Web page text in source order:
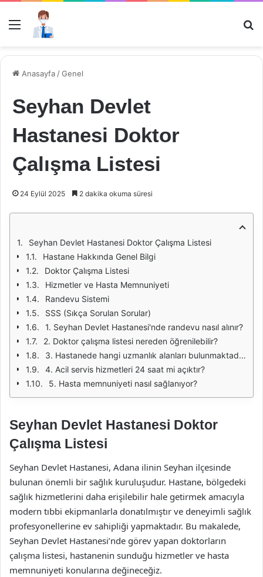
Menü
Anasayfa /Genel
Seyhan Devlet
Hastanesi Doktor
Çalışma Listesi
24 Eylül 2025 2 dakika okuma süresi
Seyhan Devlet Hastanesi Doktor Çalışma Listesi
Hastane Hakkında Genel Bilgi
Doktor Çalışma Listesi
Hizmetler ve Hasta Memnuniyeti
Randevu Sistemi
SSS (Sıkça Sorulan Sorular)
1. Seyhan Devlet Hastanesi'nde randevu nasıl alınır?
2. Doktor çalışma listesi nereden öğrenilebilir?
3. Hastanede hangi uzmanlık alanları bulunmaktadır?
4. Acil servis hizmetleri 24 saat mi açıktır?
5. Hasta memnuniyeti nasıl sağlanıyor?
Seyhan Devlet Hastanesi Doktor
Çalışma Listesi
Seyhan Devlet Hastanesi, Adana ilinin Seyhan ilçesinde
bulunan önemli bir sağlık kuruluşudur. Hastane, bölgedeki
sağlık hizmetlerini daha erişilebilir hale getirmek amacıyla
modern tıbbi ekipmanlarla donatılmıştır ve deneyimli sağlık
profesyonellerine ev sahipliği yapmaktadır. Bu makalede,
Seyhan Devlet Hastanesi’nde görev yapan doktorların
çalışma listesi, hastanenin sunduğu hizmetler ve hasta
memnuniyeti konularına değineceğiz.